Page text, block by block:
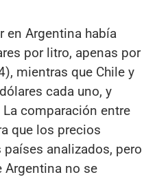
en Argentina había
por litro, apenas por
mientras que Chile y
cada uno, y
La comparación entre
que los precios
analizados, pero
Argentina no se